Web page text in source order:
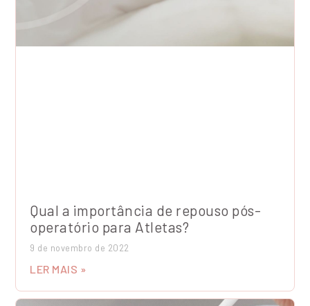
Qual a importância de repouso pós-
operatório para Atletas?
9 de novembro de 2022
LER MAIS »